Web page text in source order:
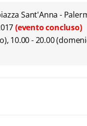
Sant'Anna -
(evento concluso)
10.00 - 20.00